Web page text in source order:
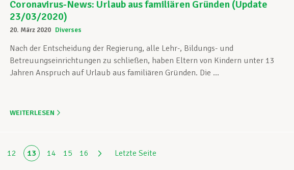
Coronavirus-News: Urlaub aus familiären Gründen (Update
23/03/2020)
20. März 2020 Diverses
Nach der Entscheidung der Regierung, alle Lehr-, Bildungs- und
Betreuungseinrichtungen zu schließen, haben Eltern von Kindern unter 13
Jahren Anspruch auf Urlaub aus familiären Gründen. Die ...
WEITERLESEN
12 13 14 15 16 Letzte Seite